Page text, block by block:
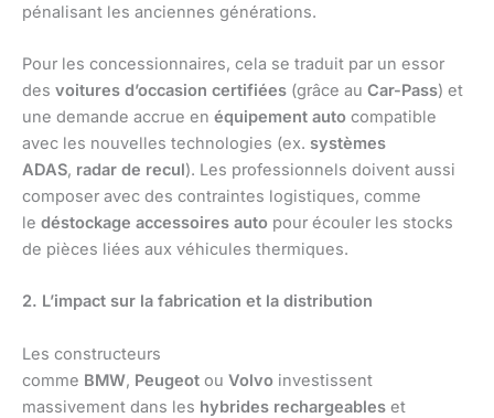
pénalisant les anciennes générations.
Pour les concessionnaires, cela se traduit par un essor
des voitures d’occasion certifiées (grâce au Car-Pass) et
une demande accrue en équipement auto compatible
avec les nouvelles technologies (ex. systèmes
ADAS, radar de recul). Les professionnels doivent aussi
composer avec des contraintes logistiques, comme
le déstockage accessoires auto pour écouler les stocks
de pièces liées aux véhicules thermiques.
2. L’impact sur la fabrication et la distribution
Les constructeurs
comme BMW, Peugeot ou Volvo investissent
massivement dans les hybrides rechargeables et